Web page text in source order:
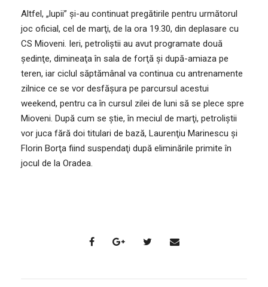
Altfel, „lupii” şi-au continuat pregătirile pentru următorul
joc oficial, cel de marţi, de la ora 19.30, din deplasare cu
CS Mioveni. Ieri, petroliştii au avut programate două
şedinţe, dimineaţa în sala de forţă şi după-amiaza pe
teren, iar ciclul săptămânal va continua cu antrenamente
zilnice ce se vor desfăşura pe parcursul acestui
weekend, pentru ca în cursul zilei de luni să se plece spre
Mioveni. După cum se ştie, în meciul de marţi, petroliştii
vor juca fără doi titulari de bază, Laurenţiu Marinescu şi
Florin Borţa fiind suspendaţi după eliminările primite în
jocul de la Oradea.